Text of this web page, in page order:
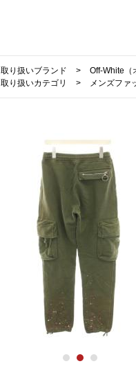
取り扱いブランド Off-White（
取り扱いカテゴリ メンズファ